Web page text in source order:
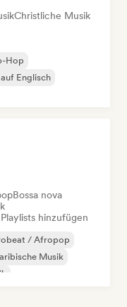
Christliche Musik
Hop
auf Englisch
Bossa nova
hinzufügen
/ Afropop
Musik